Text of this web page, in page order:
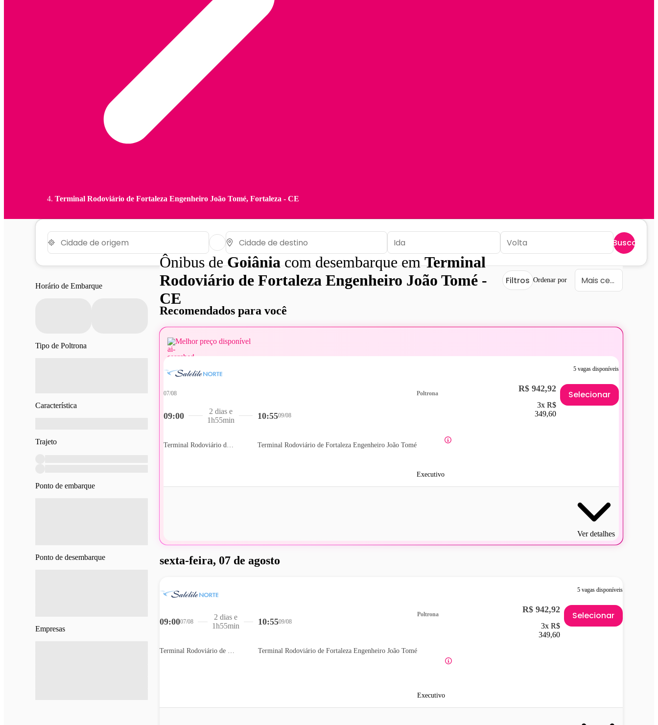
Terminal Rodoviário de Fortaleza Engenheiro João Tomé, Fortaleza - CE
Buscar
Horário de Embarque
Tipo de Poltrona
Característica
Trajeto
Ponto de embarque
Ponto de desembarque
Empresas
Ônibus deGoiâniacom desembarque emTerminal
Rodoviário de Fortaleza Engenheiro João Tomé -
CE
Filtros Ordenar por
Recomendados para você
Melhor preço disponível
5 vagas disponíveis
09:00
07/08
10:5509/08
Terminal Rodoviário de Fortaleza Engenheiro João Tomé
2 dias e
1h55min
Poltrona
Executivo
R$ 942,92
3x R$
349,60
Selecionar
Ver detalhes
sexta-feira, 07 de agosto
5 vagas disponíveis
09:0007/08
Terminal Rodoviário de Goiânia
10:5509/08
Terminal Rodoviário de Fortaleza Engenheiro João Tomé
2 dias e
1h55min
Poltrona
Executivo
R$ 942,92
3x R$
349,60
Selecionar